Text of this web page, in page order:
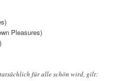
Pleasures)
für alle schön wird, gilt: